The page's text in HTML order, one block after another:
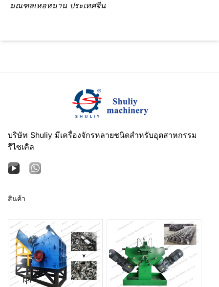
มณฑลเหอหนาน ประเทศจีน
บริษัท Shuliy มีเครื่องจักรหลายชนิดสำหรับอุตสาหกรรม
รีไซเคิล
สินค้า